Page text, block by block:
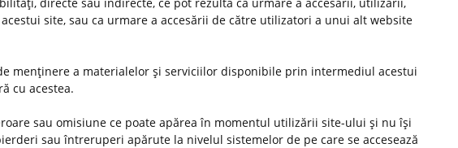
site, sau ca urmare a accesării de către utilizatori a unui alt website
menţinere a materialelor şi serviciilor disponibile prin intermediul acestui
cu acestea.
sau omisiune ce poate apărea în momentul utilizării site-ului şi nu îşi
sau întreruperi apărute la nivelul sistemelor de pe care se accesează